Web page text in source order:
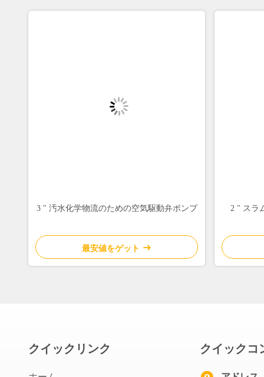
3 " 汚水化学物流のための空気駆動弁ポンプ
最安値をゲット
2 " スラ
クイックリンク クイックコ